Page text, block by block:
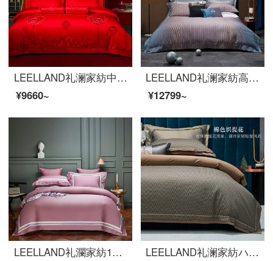
LEELLAND礼澜家紡中国式大紅結婚祝い100 S貢サテン花龍鳳刺繍ベッド用品四点セット多点セット結婚ベッド用品セット龍鳳添喜六件セット1.5-1.8メートルベッド/200*230 cm
¥9660~
LEELLAND礼澜家紡高級軽贅沢120本650本の色織の大きいジャカードの全綿のベッドの上で4つのセットの別荘の見本の間のベッドの品のセットの多点セットのNockの4つのセットの1.8-220メートルのベッド/220*240 cm
¥12799~
LEELLAND礼瀾家紡100本の綿の軽い贅沢な刺繍の全綿の寝具4点セットの純綿の貢ぎ物のハイエンドの見本の間の寝具セットの撒丁-香芋紫1.5-1.8メートルのベッド/200*230 cm
LEELLAND礼澜家紡ハイエンドベッド用品セット100本の全綿の色編みのジャカードベッド用品四点セットの別荘の見本板間純綿セットのマーティン1.8-2.0メートルベッド/220*240 cm布団セット